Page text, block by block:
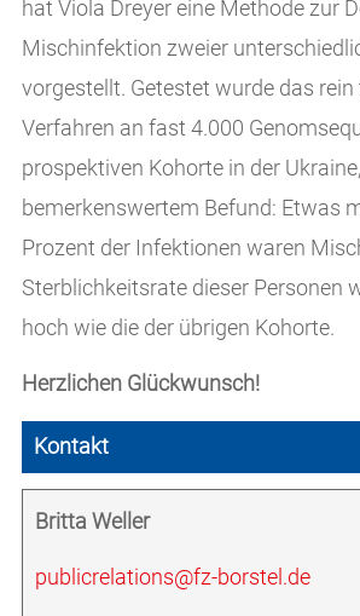
hat Viola Dreyer eine Methode zur
Mischinfektion zweier
vorgestellt. Getestet wurde das
Verfahren an fast 4.000
prospektiven Kohorte in der
bemerkenswertem Befund: Etwas
Prozent der Infektionen waren
Sterblichkeitsrate dieser Personen
hoch wie die der übrigen Kohorte.
Herzlichen Glückwunsch!
Kontakt
Britta Weller
publicrelations@fz-borstel.de